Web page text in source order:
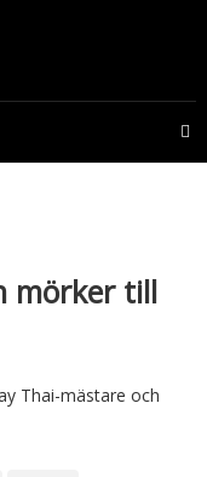
mörker till